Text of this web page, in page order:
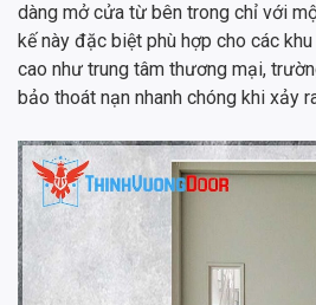
dàng mở cửa từ bên trong chỉ với
kế này đặc biệt phù hợp cho các
cao như trung tâm thương mại,
bảo thoát nạn nhanh chóng khi xảy